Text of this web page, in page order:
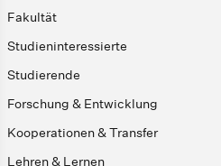
Fakultät
Studieninteressierte
Studierende
Forschung & Entwicklung
Kooperationen & Transfer
Lehren & Lernen